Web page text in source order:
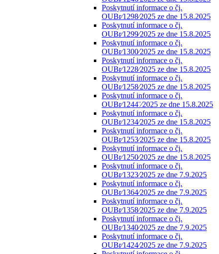
Poskytnutí informace o čj.
OUBr⁄1298⁄2025 ze dne 15.8.2025
Poskytnutí informace o čj.
OUBr⁄1299⁄2025 ze dne 15.8.2025
Poskytnutí informace o čj.
OUBr⁄1300⁄2025 ze dne 15.8.2025
Poskytnutí informace o čj.
OUBr⁄1228⁄2025 ze dne 15.8.2025
Poskytnutí informace o čj.
OUBr⁄1258⁄2025 ze dne 15.8.2025
Poskytnutí informace o čj.
OUBr⁄1244¨⁄2025 ze dne 15.8.2025
Poskytnutí informace o čj.
OUBr⁄1234⁄2025 ze dne 15.8.2025
Poskytnutí informace o čj.
OUBr⁄1253⁄2025 ze dne 15.8.2025
Poskytnutí informace o čj.
OUBr⁄1250⁄2025 ze dne 15.8.2025
Poskytnutí informace o čj.
OUBr⁄1323⁄2025 ze dne 7.9.2025
Poskytnutí informace o čj.
OUBr⁄1364⁄2025 ze dne 7.9.2025
Poskytnutí informace o čj.
OUBr⁄1358⁄2025 ze dne 7.9.2025
Poskytnutí informace o čj.
OUBr⁄1340⁄2025 ze dne 7.9.2025
Poskytnutí informace o čj.
OUBr⁄1424⁄2025 ze dne 7.9.2025